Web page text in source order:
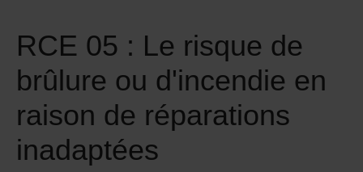
RCE 05 : Le risque de
brûlure ou d'incendie en
raison de réparations
inadaptées